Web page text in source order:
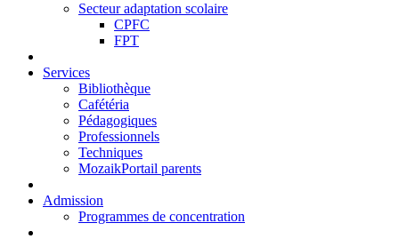
Secteur adaptation scolaire
CPFC
FPT
Services
Bibliothèque
Cafétéria
Pédagogiques
Professionnels
Techniques
MozaikPortail parents
Admission
Programmes de concentration